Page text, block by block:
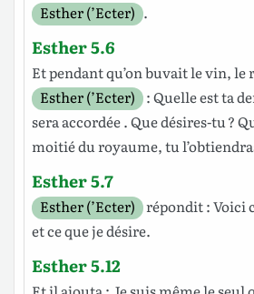
Esther (’Ecter) .
Esther 5.6
Et pendant qu’onbuvaitlevin, le
Esther (’Ecter)
: Quelle est ta
seraaccordée. Quedésires-tu ?
moitiéduroyaume, tu
Esther 5.7
Esther (’Ecter) répondit: Voici
et ce que jedésire.
Esther 5.12